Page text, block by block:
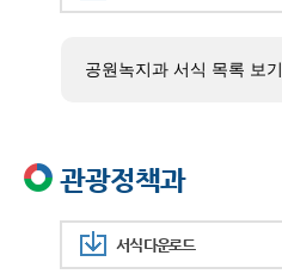
공원녹지과 서식 목록 보기
관광정책과
서식 다운로드